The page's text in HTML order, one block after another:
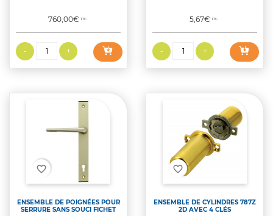
Prix
760,00€TTC Prix
5,67€TTC
favorite_border
ENSEMBLE DE POIGNÉES POUR
SERRURE SANS SOUCI FICHET
favorite_border
ENSEMBLE DE CYLINDRES 787Z
2D AVEC 4 CLÉS